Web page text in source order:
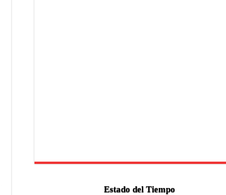
Estado del Tiempo